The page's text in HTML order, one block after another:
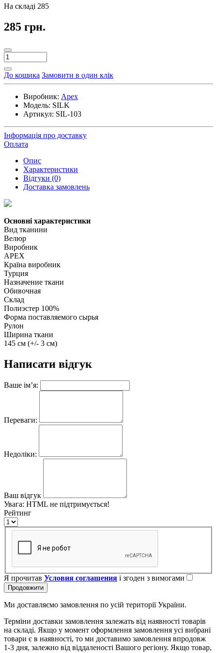
На складі 285
285 грн.
До кошика Замовити в один клік
Виробник: Apex
Модель: SILK
Артикул: SIL-103
Інформація про доставку
Оплата
Опис
Характеристики
Відгуки (0)
Доставка замовлень
Основні характеристики
Вид тканини
Велюр
Виробник
APEX
Країна виробник
Турция
Назначение ткани
Обивочная
Склад
Полиэстер 100%
Форма поставляемого сырья
Рулон
Ширина ткани
145 см (+/- 3 см)
Написати відгук
Ваше ім’я:
Переваги:
Недоліки:
Ваш відгук
Увага: HTML не підтримується!
Рейтинг
Я прочитав Условия соглашения і згоден з вимогами
Продовжити
Ми доставляємо замовлення по усій території України.
Терміни доставки замовлення залежать від наявності товарів
на складі. Якщо у момент оформлення замовлення усі вибрані
товари є в наявності, то ми доставимо замовлення впродовж
1-3 дня, залежно від віддаленості Вашого регіону. Якщо товар,